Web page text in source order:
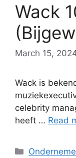
Wack
March 15,
Wack is
celebrity
heeft … Read
Categories